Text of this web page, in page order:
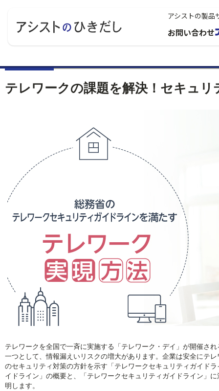
アシストの製品
お問い合わせ
テレワークの課題を解決！セキュ
テレワークを全国で一斉に実施する「テレワーク・デイ」が開催さ
一つとして、情報漏えいリスクの増大があります。企業は安全にテ
のセキュリティ対策の方針を示す「テレワークセキュリティガイド
イドライン」の概要と、「テレワークセキュリティガイドライン」
明します。